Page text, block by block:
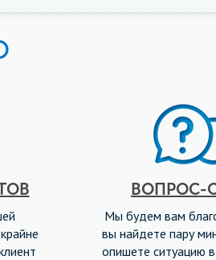
ВОПРОС-
Мы будем вам
вы найдете пару
опишете ситуацию